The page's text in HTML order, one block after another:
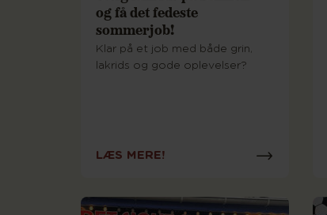
og få det fedeste
sommerjob!
Klar på et job med både grin,
lakrids og gode oplevelser?
LÆS MERE!